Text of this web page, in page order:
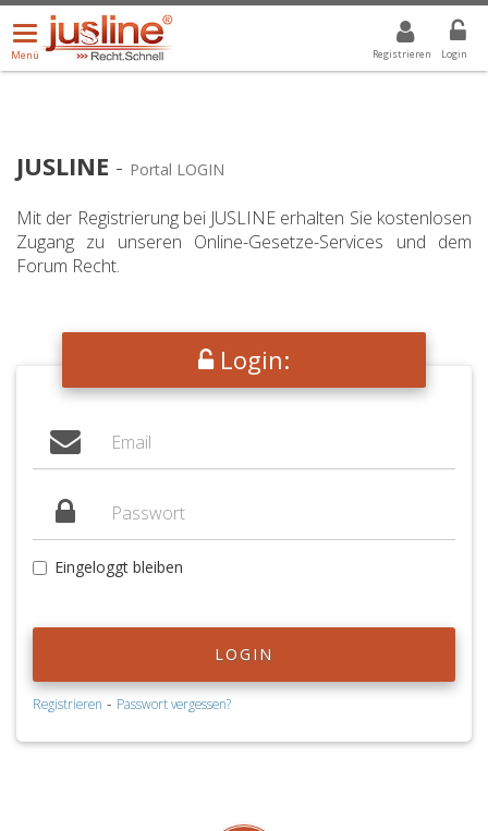
Registrieren Login
Menü
öffnen/schließen
Menü
ALLE DROPDOWN: GEWÄHLTER WERT IST ALLE
JUSLINE - Portal LOGIN
Mit der Registrierung bei JUSLINE erhalten Sie kostenlosen
Zugang zu unseren Online-Gesetze-Services und dem
Forum Recht.
Login:
Eingeloggt bleiben
LOGIN
Registrieren - Passwort vergessen?